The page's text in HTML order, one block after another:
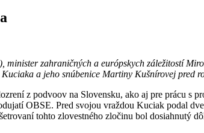
zahraničných a európskych záležitostí
a jeho snúbenice Martiny Kušnírovej pred
z podvoov na Slovensku, ako aj pre prácu s
OBSE. Pred svojou vraždou Kuciak podal
tohto zlovestného zločinu bol dosiahnutý